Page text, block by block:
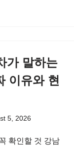
가 말하는
이유와 현
5, 2026
확인할 것 강남